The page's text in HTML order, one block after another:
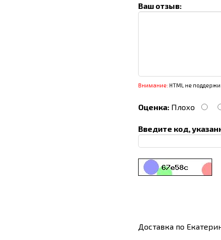
Ваш отзыв:
Внимание: HTML не
Оценка: Плохо
Введите код,
Доставка по